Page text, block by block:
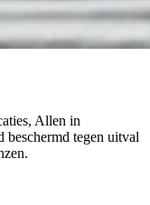
Allen in
beschermd tegen uitval